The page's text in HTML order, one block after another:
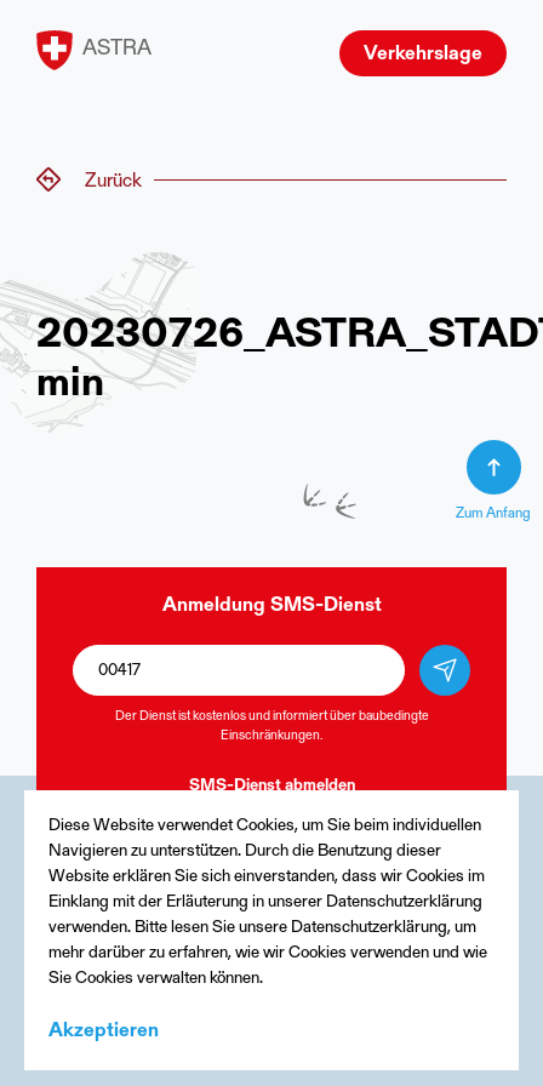
ASTRA Verkehrslage
Zurück
min
Zum Anfang
Anmeldung SMS-Dienst
Der Dienst ist kostenlos und informiert über baubedingte
Einschränkungen.
SMS-Dienst abmelden
Medien
Kontakt
Impressum
Diese Website verwendet Cookies, um Sie beim individuellen
Navigieren zu unterstützen. Durch die Benutzung dieser
Website erklären Sie sich einverstanden, dass wir Cookies im
Einklang mit der Erläuterung in unserer Datenschutzerklärung
verwenden. Bitte lesen Sie unsere Datenschutzerklärung, um
mehr darüber zu erfahren, wie wir Cookies verwenden und wie
Sie Cookies verwalten können.
Akzeptieren